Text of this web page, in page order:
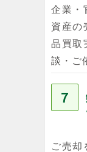
企業・
資産の
品買取
談・ご
７
ご売却